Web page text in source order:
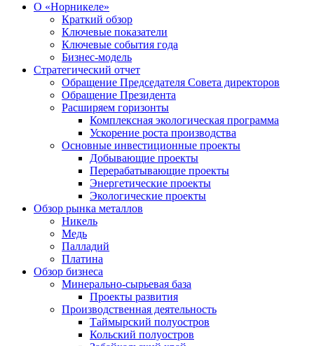
О «Норникеле»
Краткий обзор
Ключевые показатели
Ключевые события года
Бизнес-модель
Стратегический отчет
Обращение Председателя Совета директоров
Обращение Президента
Расширяем горизонты
Комплексная экологическая программа
Ускорение роста производства
Основные инвестиционные проекты
Добывающие проекты
Перерабатывающие проекты
Энергетические проекты
Экологические проекты
Обзор рынка металлов
Никель
Медь
Палладий
Платина
Обзор бизнеса
Минерально-сырьевая база
Проекты развития
Производственная деятельность
Таймырский полуостров
Кольский полуостров